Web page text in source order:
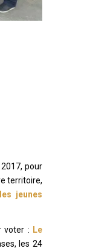
pour
territoire,
jeunes
voter : Le
les 24